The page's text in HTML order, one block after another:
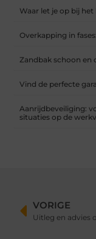
Waar let je op bij
Overkapping in
Zandbak schoon en
Vind de perfecte
Aanrijdbeveiliging:
situaties op de
VORIGE